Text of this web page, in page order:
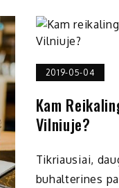
2019-05-04
Kam
Vilniuje?
Tikriausiai,
buhalterines